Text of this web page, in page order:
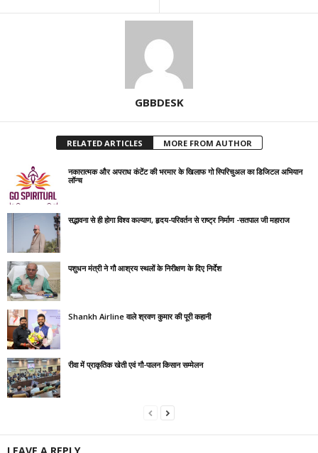
GBBDESK
RELATED ARTICLES MORE FROM AUTHOR
नकारात्मक और अपराध कंटेंट की भरमार के खिलाफ गो स्पिरिचुअल का डिजिटल अभियान
लॉन्च
सद्भावना से ही होगा विश्व कल्याण, हृदय-परिवर्तन से राष्ट्र निर्माण -सतपाल जी महाराज
पशुधन मंत्री ने गौ आश्रय स्थलों के निरीक्षण के दिए निर्देश
Shankh Airline वाले श्रवण कुमार की पूरी कहानी
रीवा में प्राकृतिक खेती एवं गौ-पालन किसान सम्मेलन